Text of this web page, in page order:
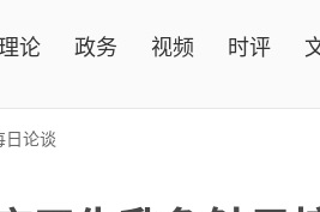
论 政务 视频 时评
日论谈